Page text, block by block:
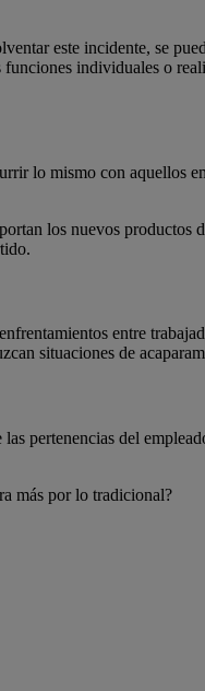
este incidente, se
individuales o
lo mismo con aquellos
los nuevos productos
entre
situaciones de
pertenencias del
más por lo tradicional?